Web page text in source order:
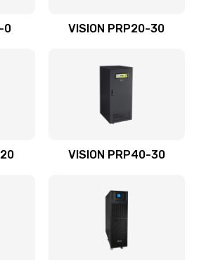
0 VISION PRP20-30
VISION PRP40-30